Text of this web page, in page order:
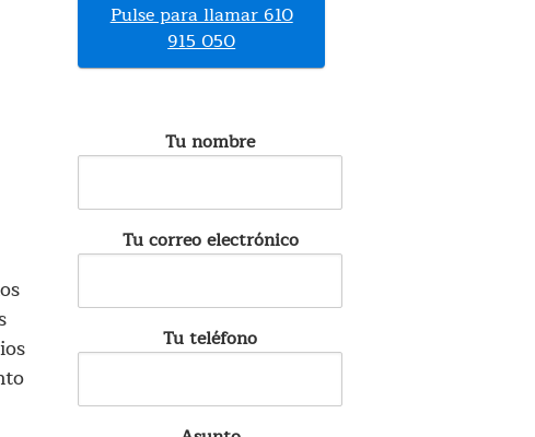
Pulse para llamar 610
915 050
Tu nombre
Tu correo electrónico
Tu teléfono